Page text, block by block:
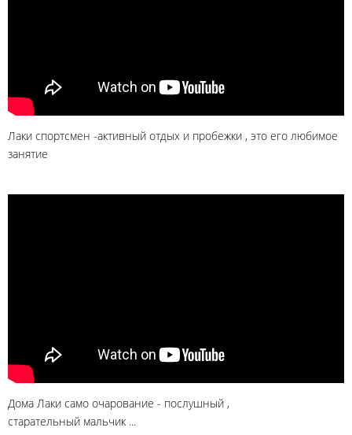
Лаки спортсмен -активный отдых и пробежки , это его любимое
занятие
Дома Лаки само очарование - послушный ,
старательный мальчик ...